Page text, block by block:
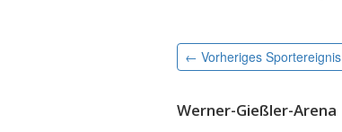
← Vorheriges Sportereignis
Werner-Gießler-Arena